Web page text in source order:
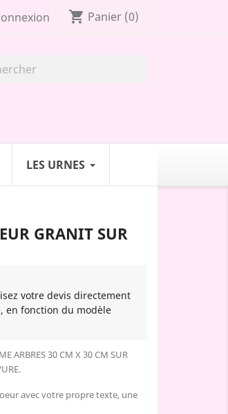
shopping_cart Panier (0)
LES URNES
GRANIT SUR
votre devis directement
en fonction du modèle
ARBRES 30 CM X 30 CM SUR
avec votre propre texte, une